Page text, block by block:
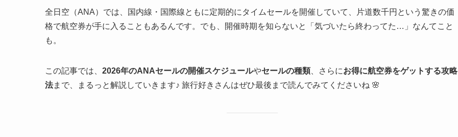
全日空（ANA）では、国内線・国際線ともに定期的にタイムセールを開催していて、片道数千円という驚きの価
格で航空券が手に入ることもあるんです。でも、開催時期を知らないと「気づいたら終わってた…」なんてこと
も。
この記事では、 2026年のANAセールの開催スケジュールやセールの種類、さらにお得に航空券をゲットする攻略
法まで、まるっと解説していきます♪ 旅行好きさんはぜひ最後まで読んでみてくださいね 🌸